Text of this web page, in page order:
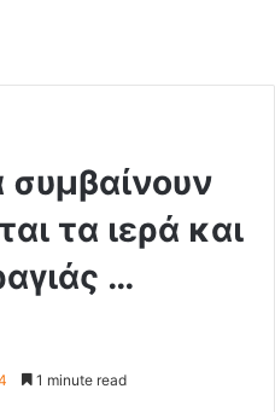
τα ιερά και
…
1 minute read